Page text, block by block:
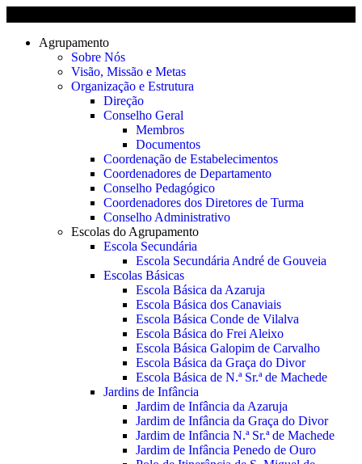
Agrupamento
Sobre Nós
Visão, Missão e Metas
Organização e Estrutura
Direção
Conselho Geral
Membros
Documentos
Coordenação de Estabelecimentos
Coordenadores de Departamento
Conselho Pedagógico
Coordenadores dos Diretores de Turma
Conselho Administrativo
Escolas do Agrupamento
Escola Secundária
Escola Secundária André de Gouveia
Escolas Básicas
Escola Básica da Azaruja
Escola Básica dos Canaviais
Escola Básica Conde de Vilalva
Escola Básica do Frei Aleixo
Escola Básica Galopim de Carvalho
Escola Básica da Graça do Divor
Escola Básica de N.ª Sr.ª de Machede
Jardins de Infância
Jardim de Infância da Azaruja
Jardim de Infância da Graça do Divor
Jardim de Infância N.ª Sr.ª de Machede
Jardim de Infância Penedo de Ouro